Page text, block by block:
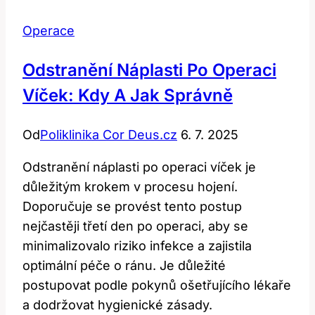
Operace
Odstranění Náplasti Po Operaci
Víček: Kdy A Jak Správně
OdPoliklinika Cor Deus.cz 6. 7. 2025
Odstranění náplasti po operaci víček je
důležitým krokem v procesu hojení.
Doporučuje se provést tento postup
nejčastěji třetí den po operaci, aby se
minimalizovalo riziko infekce a zajistila
optimální péče o ránu. Je důležité
postupovat podle pokynů ošetřujícího lékaře
a dodržovat hygienické zásady.